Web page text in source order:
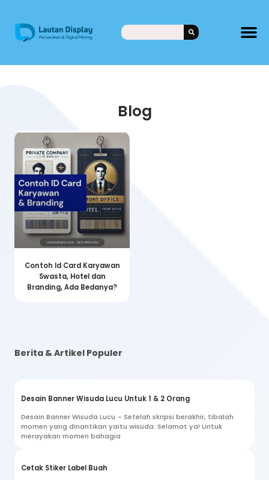
Blog
Contoh Id Card Karyawan
Swasta, Hotel dan
Branding, Ada Bedanya?
Berita & Artikel Populer
Desain Banner Wisuda Lucu Untuk 1 & 2 Orang
Desain Banner Wisuda Lucu – Setelah skripsi berakhir, tibalah
momen yang dinantikan yaitu wisuda. Selamat ya! Untuk
merayakan momen bahagia
Cetak Stiker Label Buah